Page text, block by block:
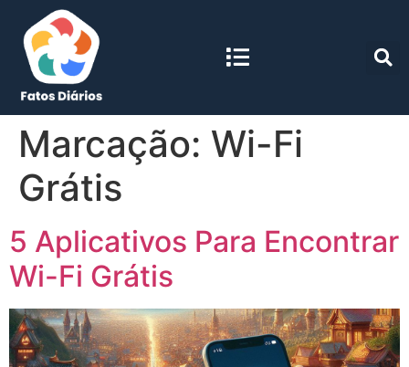
Marcação: Wi-Fi
Grátis
5 Aplicativos Para Encontrar
Wi-Fi Grátis